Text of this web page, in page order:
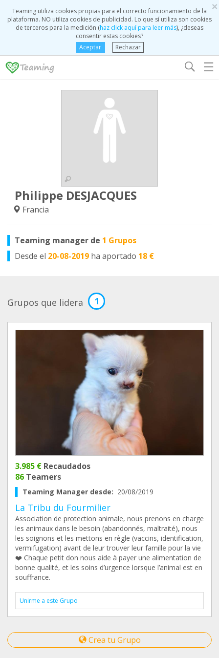
×
Teaming utiliza cookies propias para el correcto funcionamiento de la
plataforma. NO utiliza cookies de publicidad. Lo que sí utiliza son cookies
de terceros para la medición (haz click aquí para leer más), ¿deseas
consentir estas cookies?
Aceptar
Rechazar
☰
Philippe DESJACQUES
Francia
Teaming manager de 1 Grupos
Desde el 20-08-2019 ha aportado 18 €
Grupos que lidera 1
3.985 € Recaudados
86 Teamers
Teaming Manager desde: 20/08/2019
La Tribu du Fourmilier
Association de protection animale, nous prenons en charge
les animaux dans le besoin (abandonnés, maltraité), nous
les soignons et les mettons en règle (vaccins, identification,
vermifugation) avant de leur trouver leur famille pour la vie
❤️ Chaque petit don nous aide à payer une alimentation de
bonne qualité, et les soins d’urgence lorsque l’animal est en
souffrance.
Unirme a este Grupo
Crea tu Grupo